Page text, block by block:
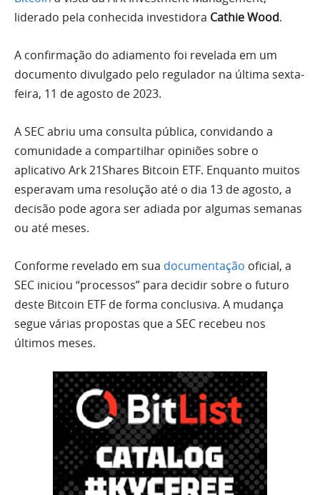
liderado pela conhecida investidora Cathie Wood.
A confirmação do adiamento foi revelada em um
documento divulgado pelo regulador na última sexta-
feira, 11 de agosto de 2023.
A SEC abriu uma consulta pública, convidando a
comunidade a compartilhar opiniões sobre o
aplicativo Ark 21Shares Bitcoin ETF. Enquanto muitos
esperavam uma resolução até o dia 13 de agosto, a
decisão pode agora ser adiada por algumas semanas
ou até meses.
Conforme revelado em sua documentação oficial, a
SEC iniciou “processos” para decidir sobre o futuro
deste Bitcoin ETF de forma conclusiva. A mudança
segue várias propostas que a SEC recebeu nos
últimos meses.